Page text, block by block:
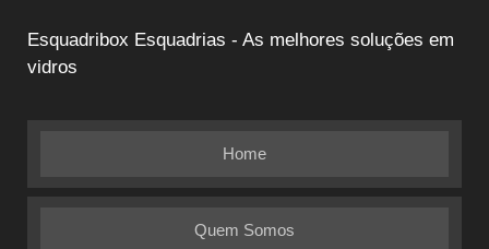
Esquadribox Esquadrias - As melhores soluções em
vidros
Home
Quem Somos